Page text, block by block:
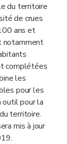
du territoire
de crues
ans et
notamment
complétées
les
pour les
pour la
territoire.
mis à jour